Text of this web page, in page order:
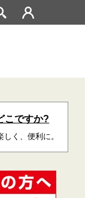
こですか?
く、便利に。